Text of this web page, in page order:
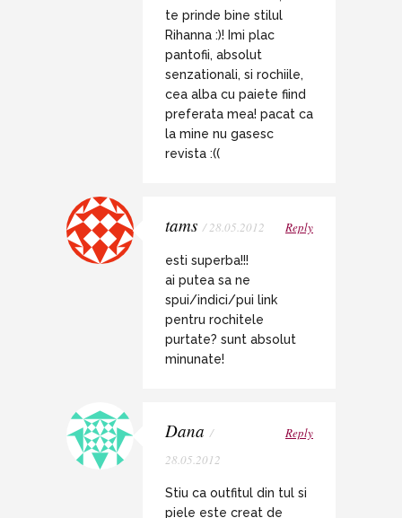
te prinde bine stilul
Rihanna :)! Imi plac
pantofii, absolut
senzationali, si rochiile,
cea alba cu paiete fiind
preferata mea! pacat ca
la mine nu gasesc
revista :((
tams / 28.05.2012 Reply
esti superba!!!
ai putea sa ne
spui/indici/pui link
pentru rochitele
purtate? sunt absolut
minunate!
Dana /
28.05.2012
Reply
Stiu ca outfitul din tul si
piele este creat de